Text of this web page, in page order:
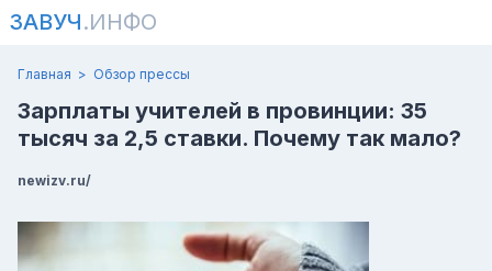
ЗАВУЧ.ИНФО
Главная Обзор прессы
Зарплаты учителей в провинции: 35
тысяч за 2,5 ставки. Почему так мало?
newizv.ru/